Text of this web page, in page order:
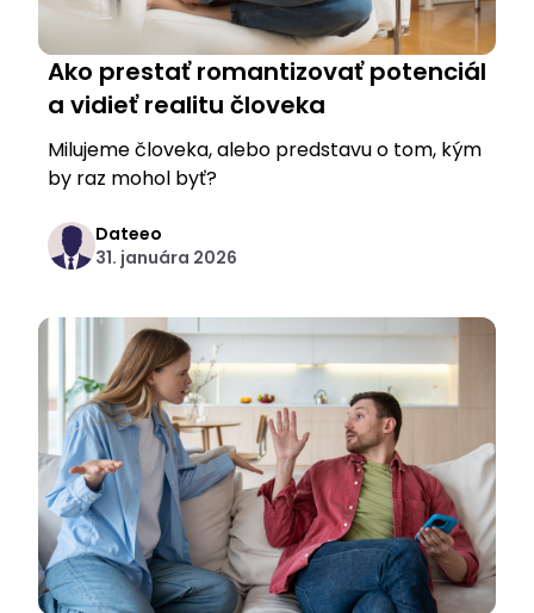
Ako prestať romantizovať potenciál
a vidieť realitu človeka
Milujeme človeka, alebo predstavu o tom, kým
by raz mohol byť?
Dateeo
31. januára 2026